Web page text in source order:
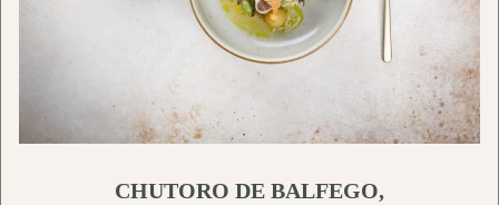
CHUTORO DE BALFEGO,